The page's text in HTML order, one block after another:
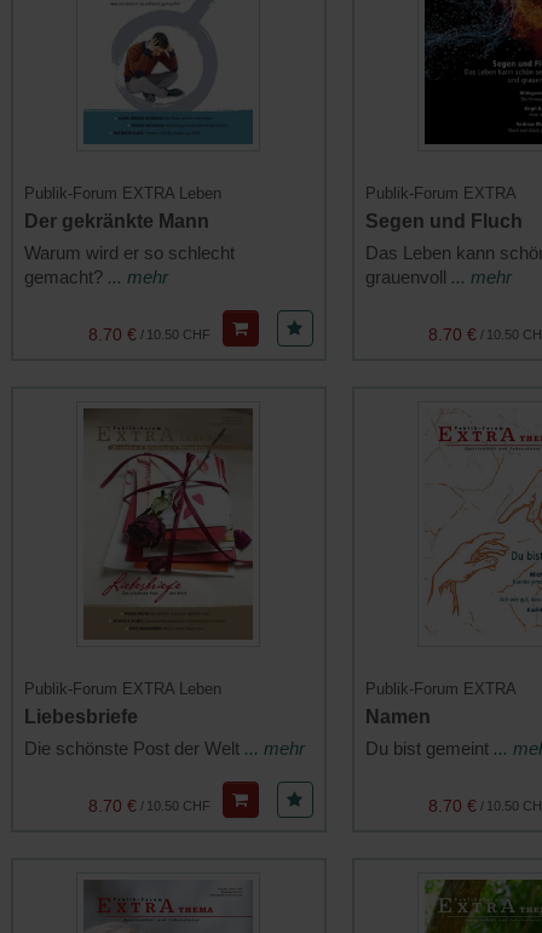
Publik-Forum EXTRA Leben
Der gekränkte Mann
Warum wird er so schlecht
gemacht? ... mehr
10.50 CHF
/
8.70 €
Publik-Forum EXTRA
Segen und Fluch
Das Leben kann
grauenvoll ... mehr
10.50
/
8.70 €
Publik-Forum EXTRA Leben
Liebesbriefe
Die schönste Post der Welt ... mehr
10.50 CHF
/
8.70 €
Publik-Forum EXTRA
Namen
Du bist gemeint ...
10.50
/
8.70 €